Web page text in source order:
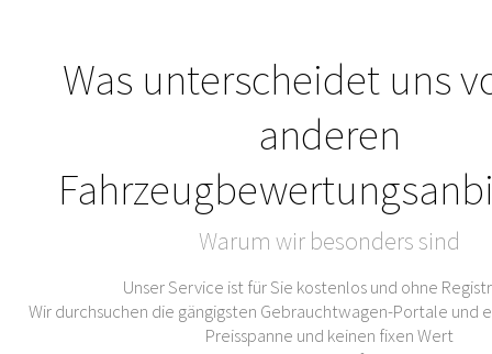
Was unterscheidet uns
anderen
Warum wir besonders sind
Unser Service ist für Sie kostenlos und ohne
Wir durchsuchen die gängigsten Gebrauchtwagen-Portale und
Preisspanne und keinen fixen Wert